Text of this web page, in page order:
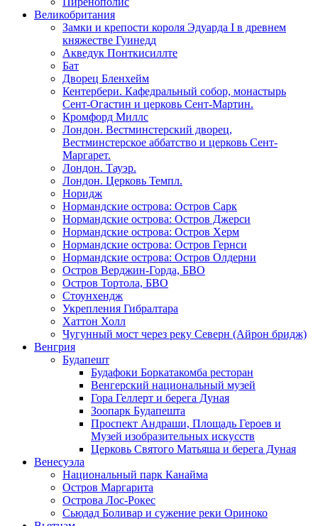
Великобритания
Замки и крепости короля Эдуарда I в древнем
княжестве Гуинедд
Акведук Понткисиллте
Бат
Дворец Бленхейм
Кентербери. Кафедральный собор, монастырь
Сент-Огастин и церковь Сент-Мартин.
Кромфорд Миллс
Лондон. Вестминстерский дворец,
Вестминстерское аббатство и церковь Cент-
Маргарет.
Лондон. Тауэр.
Лондон. Церковь Темпл.
Норидж
Нормандские острова: Остров Сарк
Нормандские острова: Остров Джерси
Нормандские острова: Остров Херм
Нормандские острова: Остров Гернси
Нормандские острова: Остров Олдерни
Остров Верджин-Горда, БВО
Остров Тортола, БВО
Стоунхендж
Укрепления Гибралтара
Хаттон Холл
Чугунный мост через реку Северн (Айрон бридж)
Венгрия
Будапешт
Будафоки Боркатакомба ресторан
Венгерский национальный музей
Гора Геллерт и берега Дуная
Зоопарк Будапешта
Проспект Андраши, Площадь Героев и
Музей изобразительных искусств
Церковь Святого Матьяша и берега Дуная
Венесуэла
Национальный парк Канайма
Остров Маргарита
Острова Лос-Рокес
Сьюдад Боливар и сужение реки Ориноко